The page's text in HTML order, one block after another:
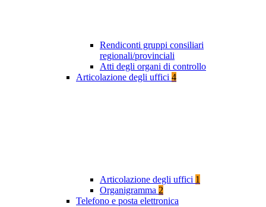
Rendiconti gruppi consiliari
regionali/provinciali
Atti degli organi di controllo
Articolazione degli uffici 4
Articolazione degli uffici 1
Organigramma 2
Telefono e posta elettronica